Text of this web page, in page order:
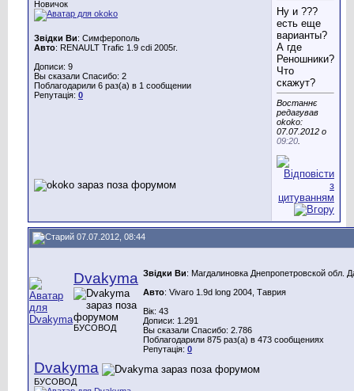
Новичок
Звідки Ви: Cимферополь
Авто: RENAULT Trafic 1.9 cdi 2005г.
Дописи: 9
Вы сказали Спасибо: 2
Поблагодарили 6 раз(а) в 1 сообщении
Репутація: 0
Ну и ???
есть еще
варианты?
А где
Реношники?
Что
скажут?
Востаннє
редагував
okoko:
07.07.2012 о
09:20
07.07.2012, 08:44
Dvakyma
БУСОВОД
Звідки Ви: Магдалиновка Днепропетровской обл.
Авто: Vivaro 1.9d long 2004, Таврия
Вік: 43
Дописи: 1.291
Вы сказали Спасибо: 2.786
Поблагодарили 875 раз(а) в 473 сообщениях
Репутація: 0
Dvakyma
БУСОВОД